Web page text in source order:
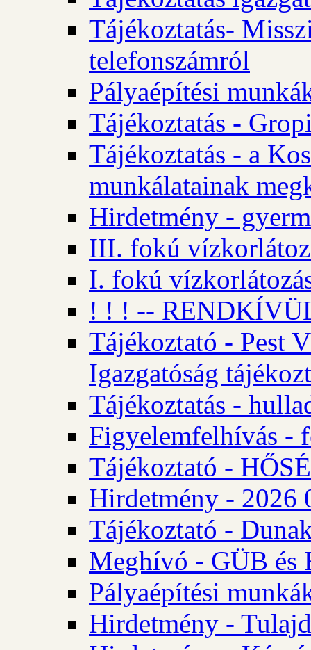
Tájékoztatás-
telefonszámról
Pályaépítési
Tájékoztatás -
Tájékoztatás - a
munkálatainak
Hirdetmény -
III. fokú
I. fokú
! ! ! --
Tájékoztató - Pest
Igazgatóság
Tájékoztatás -
Figyelemfelhívás -
Tájékoztató -
Hirdetmény - 2026
Tájékoztató -
Meghívó - GÜB és
Pályaépítési
Hirdetmény -